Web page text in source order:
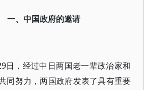
一、中国政府的邀请
日，经过中日两国老一辈政治家和
同努力，两国政府发表了具有重要